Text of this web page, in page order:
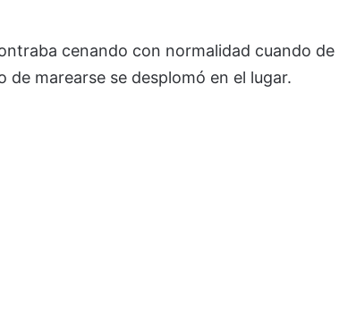
cenando con normalidad cuando de
marearse se desplomó en el lugar.